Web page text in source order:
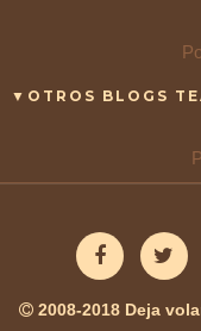
▼OTROS BLOGS
2008-2018 Deja